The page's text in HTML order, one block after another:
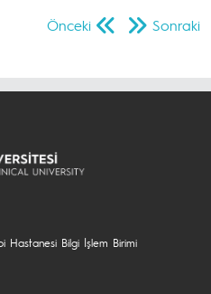
Önceki Sonraki
Hastanesi Bilgi İşlem Birimi